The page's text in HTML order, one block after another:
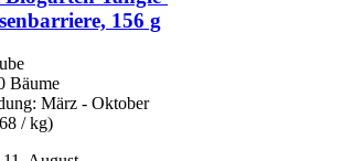
156 g
Bäume
März - Oktober
/ kg)